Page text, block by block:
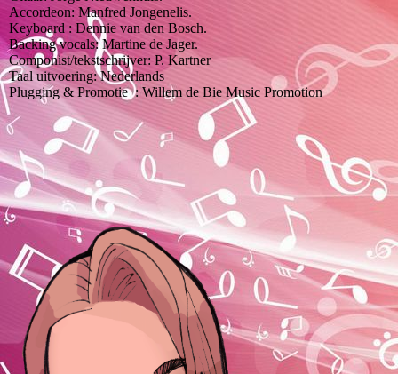
Accordeon: Manfred Jongenelis.
Keyboard : Dennie van den Bosch.
Backing vocals: Martine de Jager.
Componist/tekstschrijver: P. Kartner
Taal uitvoering: Nederlands
Plugging & Promotie : Willem de Bie Music Promotion